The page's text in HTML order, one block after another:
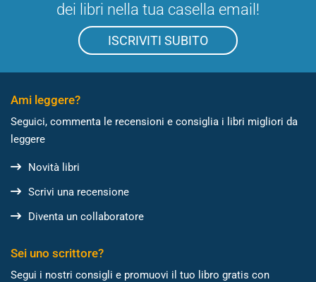
dei libri nella tua casella email!
ISCRIVITI SUBITO
Ami leggere?
Seguici, commenta le recensioni e consiglia i libri migliori da
leggere
Novità libri
Scrivi una recensione
Diventa un collaboratore
Sei uno scrittore?
Segui i nostri consigli e promuovi il tuo libro gratis con